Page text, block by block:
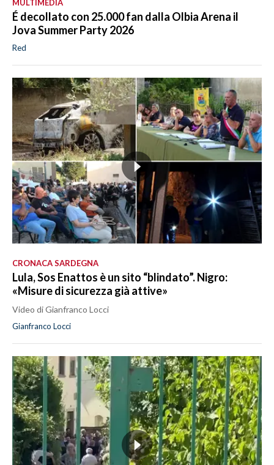
MULTIMEDIA
É decollato con 25.000 fan dalla Olbia Arena il
Jova Summer Party 2026
Red
CRONACA SARDEGNA
Lula, Sos Enattos è un sito “blindato”. Nigro:
«Misure di sicurezza già attive»
Video di Gianfranco Locci
Gianfranco Locci